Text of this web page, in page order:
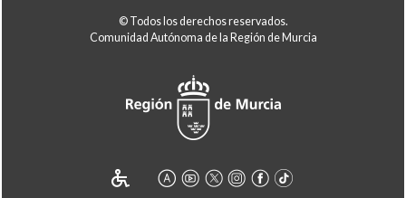
© Todos los derechos reservados.
Comunidad Autónoma de la Región de Murcia